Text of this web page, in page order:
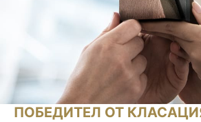
ПОБЕДИТЕЛ ОТ